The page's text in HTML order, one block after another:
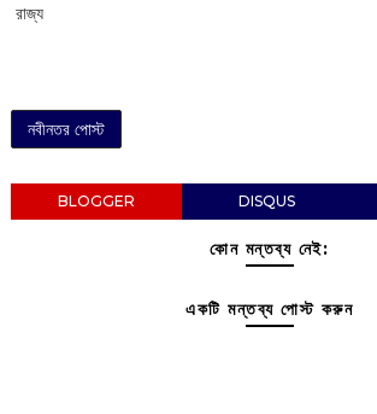
‌ রাজ্য
নবীনতর পোস্ট
BLOGGER DISQUS
কোন মন্তব্য নেই:
একটি মন্তব্য পোস্ট করুন